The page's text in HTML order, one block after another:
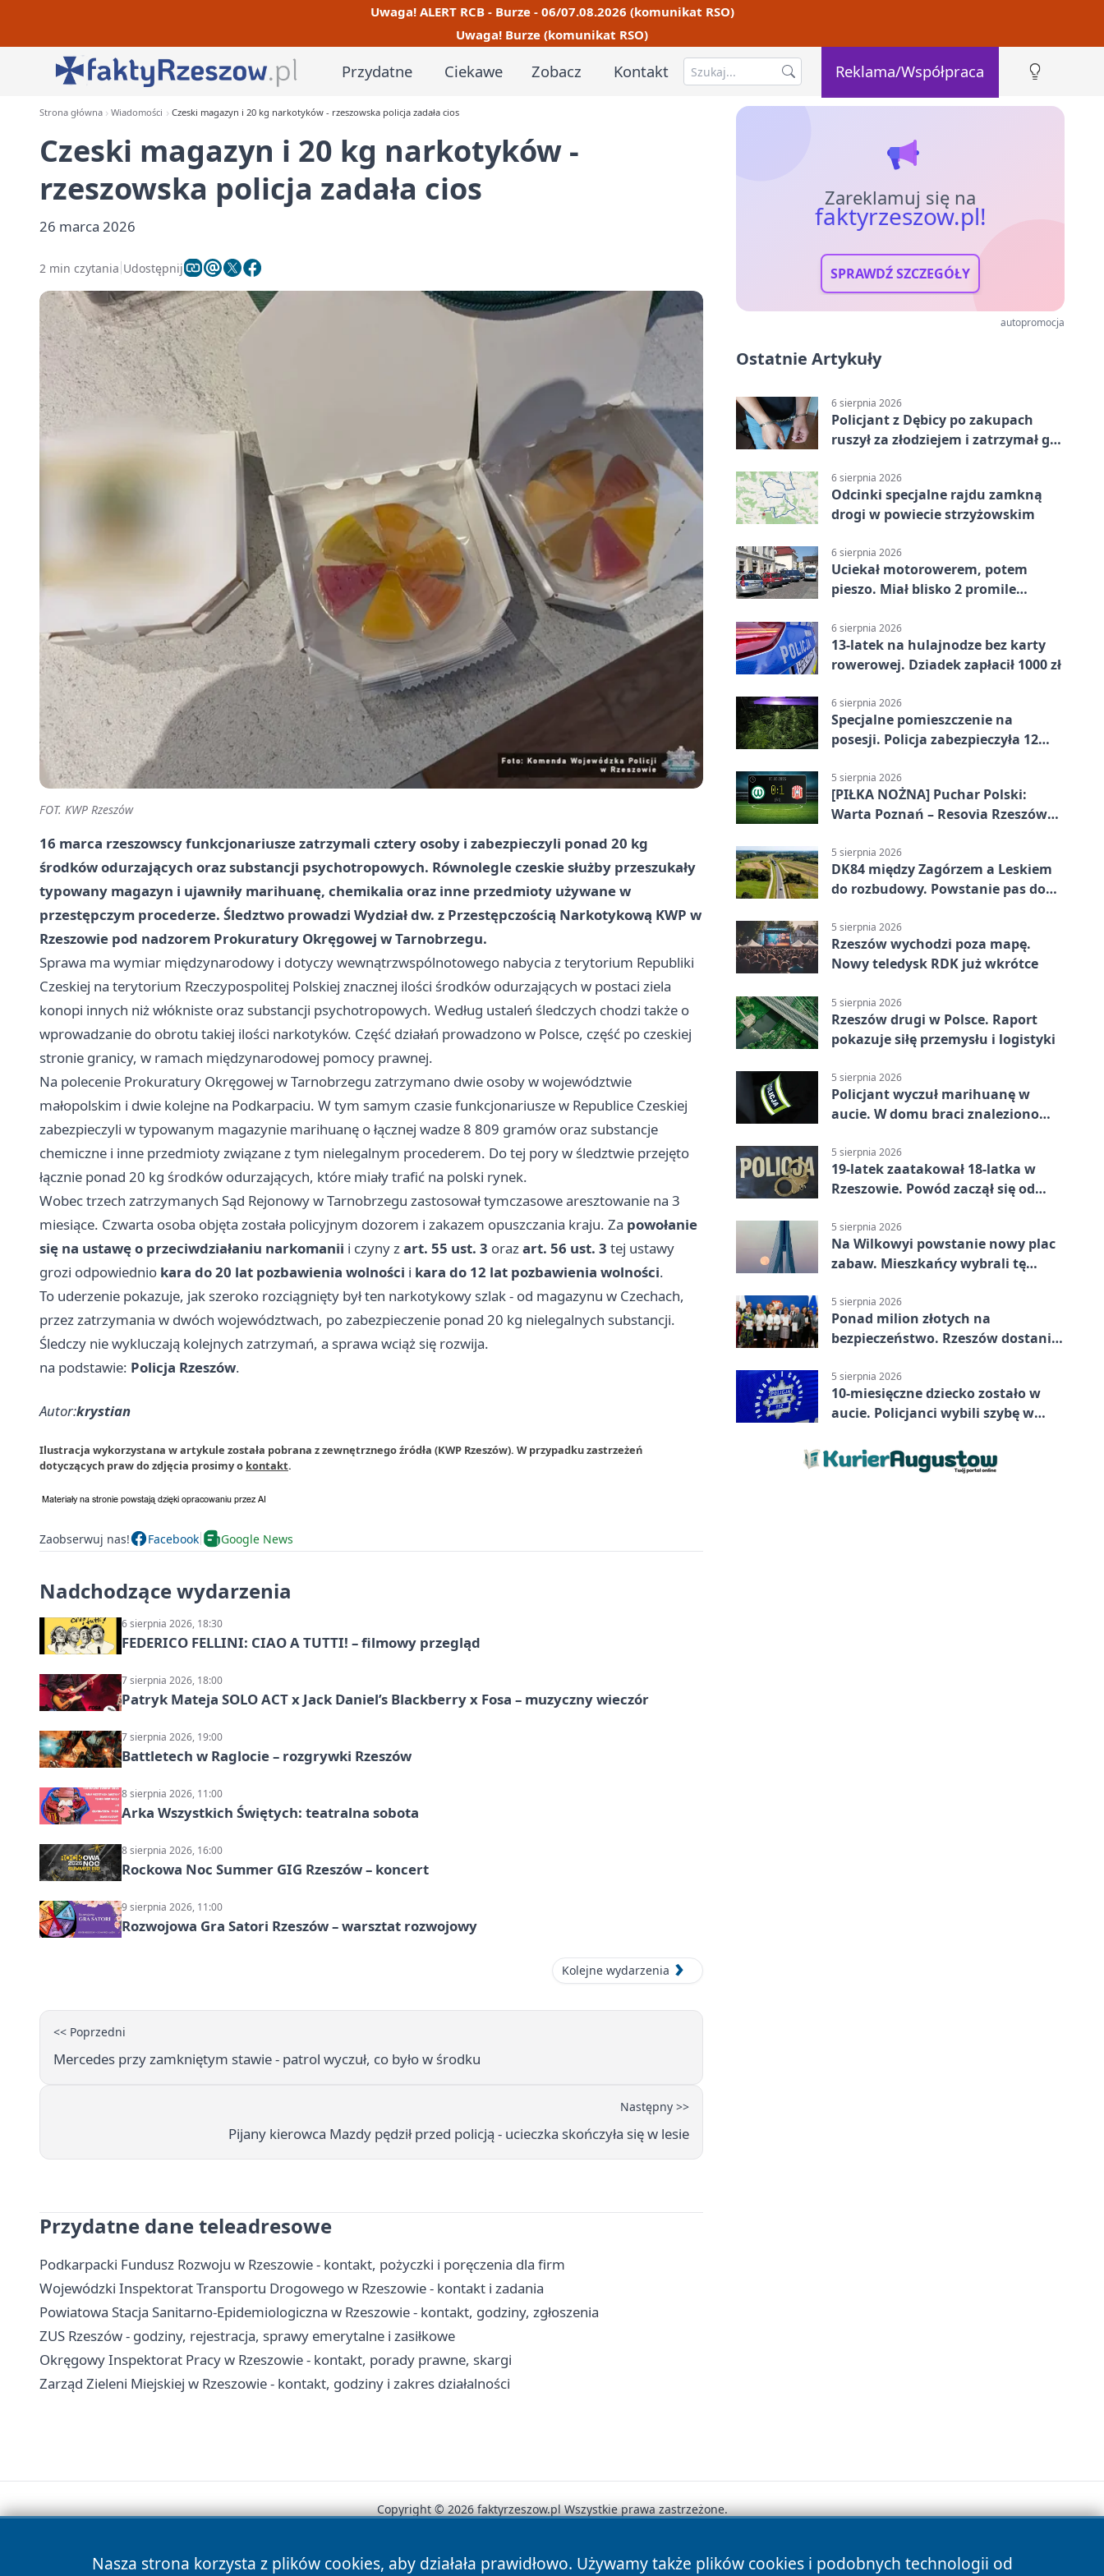
Uwaga! ALERT RCB - Burze - 06/07.08.2026 (komunikat RSO)
Uwaga! Burze (komunikat RSO)
Przydatne Ciekawe Zobacz Kontakt Reklama/Współpraca
Strona główna Wiadomości Czeski magazyn i 20 kg narkotyków - rzeszowska policja zadała cios
Czeski magazyn i 20 kg narkotyków -
rzeszowska policja zadała cios
26 marca 2026
2 min czytania Udostępnij
FOT. KWP Rzeszów
16 marca rzeszowscy funkcjonariusze zatrzymali cztery osoby i zabezpieczyli ponad 20 kg
środków odurzających oraz substancji psychotropowych. Równolegle czeskie służby przeszukały
typowany magazyn i ujawniły marihuanę, chemikalia oraz inne przedmioty używane w
przestępczym procederze. Śledztwo prowadzi Wydział dw. z Przestępczością Narkotykową KWP w
Rzeszowie pod nadzorem Prokuratury Okręgowej w Tarnobrzegu.
Sprawa ma wymiar międzynarodowy i dotyczy wewnątrzwspólnotowego nabycia z terytorium Republiki
Czeskiej na terytorium Rzeczypospolitej Polskiej znacznej ilości środków odurzających w postaci ziela
konopi innych niż włókniste oraz substancji psychotropowych. Według ustaleń śledczych chodzi także o
wprowadzanie do obrotu takiej ilości narkotyków. Część działań prowadzono w Polsce, część po czeskiej
stronie granicy, w ramach międzynarodowej pomocy prawnej.
Na polecenie Prokuratury Okręgowej w Tarnobrzegu zatrzymano dwie osoby w województwie
małopolskim i dwie kolejne na Podkarpaciu. W tym samym czasie funkcjonariusze w Republice Czeskiej
zabezpieczyli w typowanym magazynie marihuanę o łącznej wadze 8 809 gramów oraz substancje
chemiczne i inne przedmioty związane z tym nielegalnym procederem. Do tej pory w śledztwie przejęto
łącznie ponad 20 kg środków odurzających, które miały trafić na polski rynek.
Wobec trzech zatrzymanych Sąd Rejonowy w Tarnobrzegu zastosował tymczasowe aresztowanie na 3
miesiące. Czwarta osoba objęta została policyjnym dozorem i zakazem opuszczania kraju. Za powołanie
się na ustawę o przeciwdziałaniu narkomanii i czyny zart. 55 ust. 3 orazart. 56 ust. 3 tej ustawy
grozi odpowiednio kara do 20 lat pozbawienia wolności i kara do 12 lat pozbawienia wolności.
To uderzenie pokazuje, jak szeroko rozciągnięty był ten narkotykowy szlak - od magazynu w Czechach,
przez zatrzymania w dwóch województwach, po zabezpieczenie ponad 20 kg nielegalnych substancji.
Śledczy nie wykluczają kolejnych zatrzymań, a sprawa wciąż się rozwija.
na podstawie: Policja Rzeszów.
Autor:krystian
Ilustracja wykorzystana w artykule została pobrana z zewnętrznego źródła (KWP Rzeszów). W przypadku zastrzeżeń
dotyczących praw do zdjęcia prosimy o kontakt.
Zaobserwuj nas! Facebook Google News
Nadchodzące wydarzenia
6 sierpnia 2026, 18:30
FEDERICO FELLINI: CIAO A TUTTI! – filmowy przegląd
7 sierpnia 2026, 18:00
Patryk Mateja SOLO ACT x Jack Daniel’s Blackberry x Fosa – muzyczny wieczór
7 sierpnia 2026, 19:00
Battletech w Raglocie – rozgrywki Rzeszów
8 sierpnia 2026, 11:00
Arka Wszystkich Świętych: teatralna sobota
8 sierpnia 2026, 16:00
Rockowa Noc Summer GIG Rzeszów – koncert
9 sierpnia 2026, 11:00
Rozwojowa Gra Satori Rzeszów – warsztat rozwojowy
Kolejne wydarzenia
<< Poprzedni
Mercedes przy zamkniętym stawie - patrol wyczuł, co było w środku
Następny >>
Pijany kierowca Mazdy pędził przed policją - ucieczka skończyła się w lesie
Przydatne dane teleadresowe
Podkarpacki Fundusz Rozwoju w Rzeszowie - kontakt, pożyczki i poręczenia dla firm
Wojewódzki Inspektorat Transportu Drogowego w Rzeszowie - kontakt i zadania
Powiatowa Stacja Sanitarno-Epidemiologiczna w Rzeszowie - kontakt, godziny, zgłoszenia
ZUS Rzeszów - godziny, rejestracja, sprawy emerytalne i zasiłkowe
Okręgowy Inspektorat Pracy w Rzeszowie - kontakt, porady prawne, skargi
Zarząd Zieleni Miejskiej w Rzeszowie - kontakt, godziny i zakres działalności
Zareklamuj się na
faktyrzeszow.pl!
SPRAWDŹ SZCZEGÓŁY
autopromocja
Ostatnie Artykuły
6 sierpnia 2026
Policjant z Dębicy po zakupach
ruszył za złodziejem i zatrzymał go
6 sierpnia 2026
Odcinki specjalne rajdu zamkną
drogi w powiecie strzyżowskim
6 sierpnia 2026
Uciekał motorowerem, potem
pieszo. Miał blisko 2 promile
6 sierpnia 2026
13-latek na hulajnodze bez karty
rowerowej. Dziadek zapłacił 1000 zł
6 sierpnia 2026
Specjalne pomieszczenie na
posesji. Policja zabezpieczyła 12
5 sierpnia 2026
[PIŁKA NOŻNA] Puchar Polski:
Warta Poznań – Resovia Rzeszów
pierwszoligowca
5 sierpnia 2026
DK84 między Zagórzem a Leskiem
do rozbudowy. Powstanie pas do
5 sierpnia 2026
Rzeszów wychodzi poza mapę.
Nowy teledysk RDK już wkrótce
5 sierpnia 2026
Rzeszów drugi w Polsce. Raport
pokazuje siłę przemysłu i logistyki
5 sierpnia 2026
Policjant wyczuł marihuanę w
aucie. W domu braci znaleziono
5 sierpnia 2026
19-latek zaatakował 18-latka w
Rzeszowie. Powód zaczął się od
5 sierpnia 2026
Na Wilkowyi powstanie nowy plac
zabaw. Mieszkańcy wybrali tę
5 sierpnia 2026
Ponad milion złotych na
bezpieczeństwo. Rzeszów dostanie
5 sierpnia 2026
10-miesięczne dziecko zostało w
aucie. Policjanci wybili szybę w
Nasza strona korzysta z plików cookies, aby działała prawidłowo. Używamy także plików cookies i podobnych technologii od
Copyright © 2026 faktyrzeszow.pl Wszystkie prawa zastrzeżone.
News Autorzy Polityka Prywatności Polityka Cookies